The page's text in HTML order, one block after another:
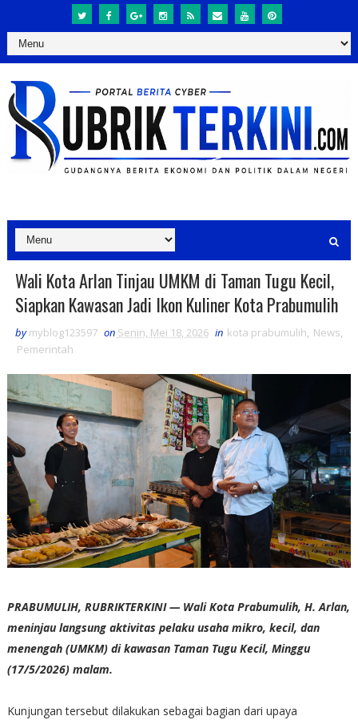
‎Wali Kota Arlan Tinjau UMKM di Taman Tugu Kecil,
Siapkan Kawasan Jadi Ikon Kuliner Kota Prabumulih
by myblog123597 on Senin, Mei 18, 2026 in kota prabumulih, News,
Pemerintah
PRABUMULIH, RUBRIKTERKINI — Wali Kota Prabumulih, H. Arlan,
meninjau langsung aktivitas pelaku usaha mikro, kecil, dan
menengah (UMKM) di kawasan Taman Tugu Kecil, Minggu
(17/5/2026) malam.
‎Kunjungan tersebut dilakukan sebagai bagian dari upaya